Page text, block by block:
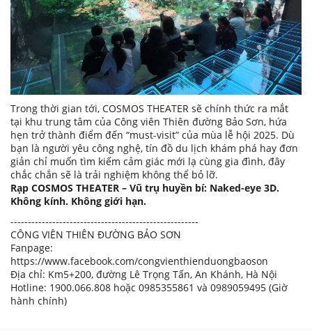
Trong thời gian tới, COSMOS THEATER sẽ chính thức ra mắt
tại khu trung tâm của Công viên Thiên đường Bảo Sơn, hứa
hẹn trở thành điểm đến “must-visit” của mùa lễ hội 2025. Dù
bạn là người yêu công nghệ, tín đồ du lịch khám phá hay đơn
giản chỉ muốn tìm kiếm cảm giác mới lạ cùng gia đình, đây
chắc chắn sẽ là trải nghiệm không thể bỏ lỡ.
Rạp COSMOS THEATER – Vũ trụ huyền bí: Naked-eye 3D.
Không kính. Không giới hạn.
------------------------------------------------------
CÔNG VIÊN THIÊN ĐƯỜNG BẢO SƠN
Fanpage:
https://www.facebook.com/congvienthienduongbaoson
Địa chỉ: Km5+200, đường Lê Trọng Tấn, An Khánh, Hà Nội
Hotline: 1900.066.808 hoặc 0985355861 và 0989059495 (Giờ
hành chính)